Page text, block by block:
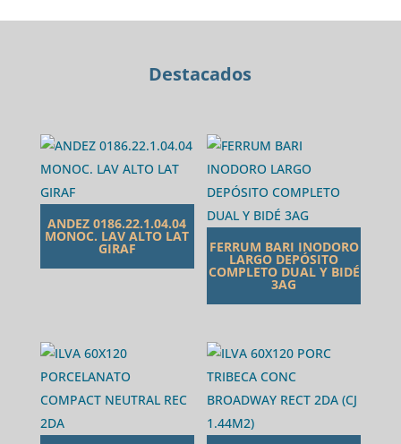
Destacados
ANDEZ 0186.22.1.04.04
MONOC. LAV ALTO LAT
GIRAF FERRUM BARI INODORO
LARGO DEPÓSITO
COMPLETO DUAL Y BIDÉ
3AG